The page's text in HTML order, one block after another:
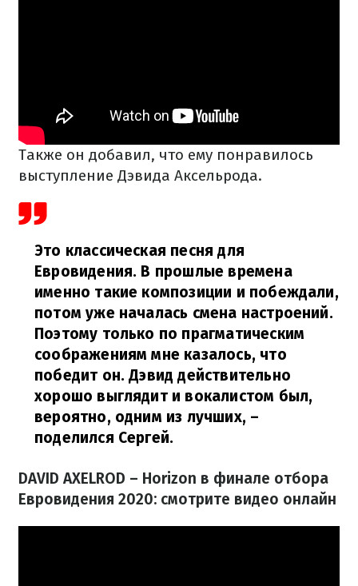
Также он добавил, что ему понравилось
выступление Дэвида Аксельрода.
Это классическая песня для
Евровидения. В прошлые времена
именно такие композиции и побеждали,
потом уже началась смена настроений.
Поэтому только по прагматическим
соображениям мне казалось, что
победит он. Дэвид действительно
хорошо выглядит и вокалистом был,
вероятно, одним из лучших, –
поделился Сергей.
DAVID AXELROD – Horizon в финале отбора
Евровидения 2020: смотрите видео онлайн